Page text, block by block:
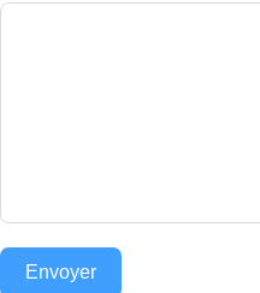
Envoyer